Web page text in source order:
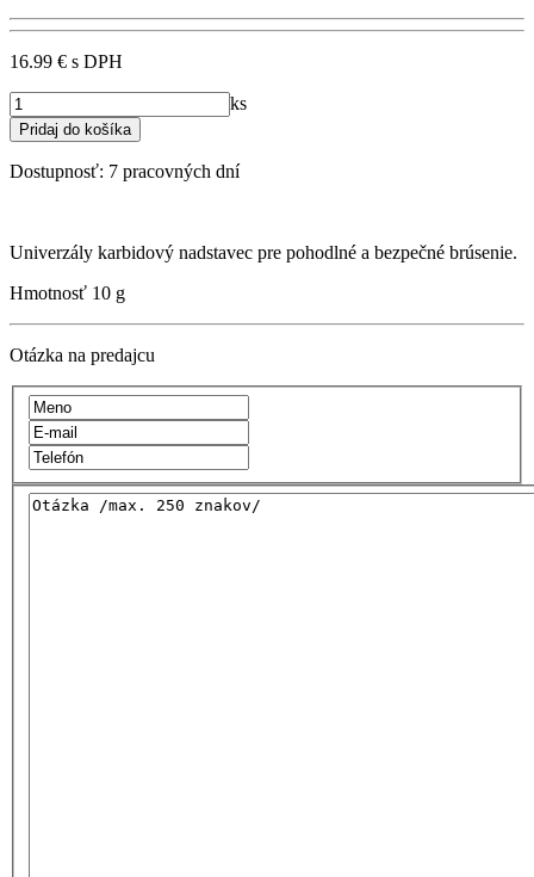
16.99 € s DPH
ks
Dostupnosť: 7 pracovných dní
Univerzály karbidový nadstavec pre pohodlné a bezpečné brúsenie.
Hmotnosť 10 g
Otázka na predajcu